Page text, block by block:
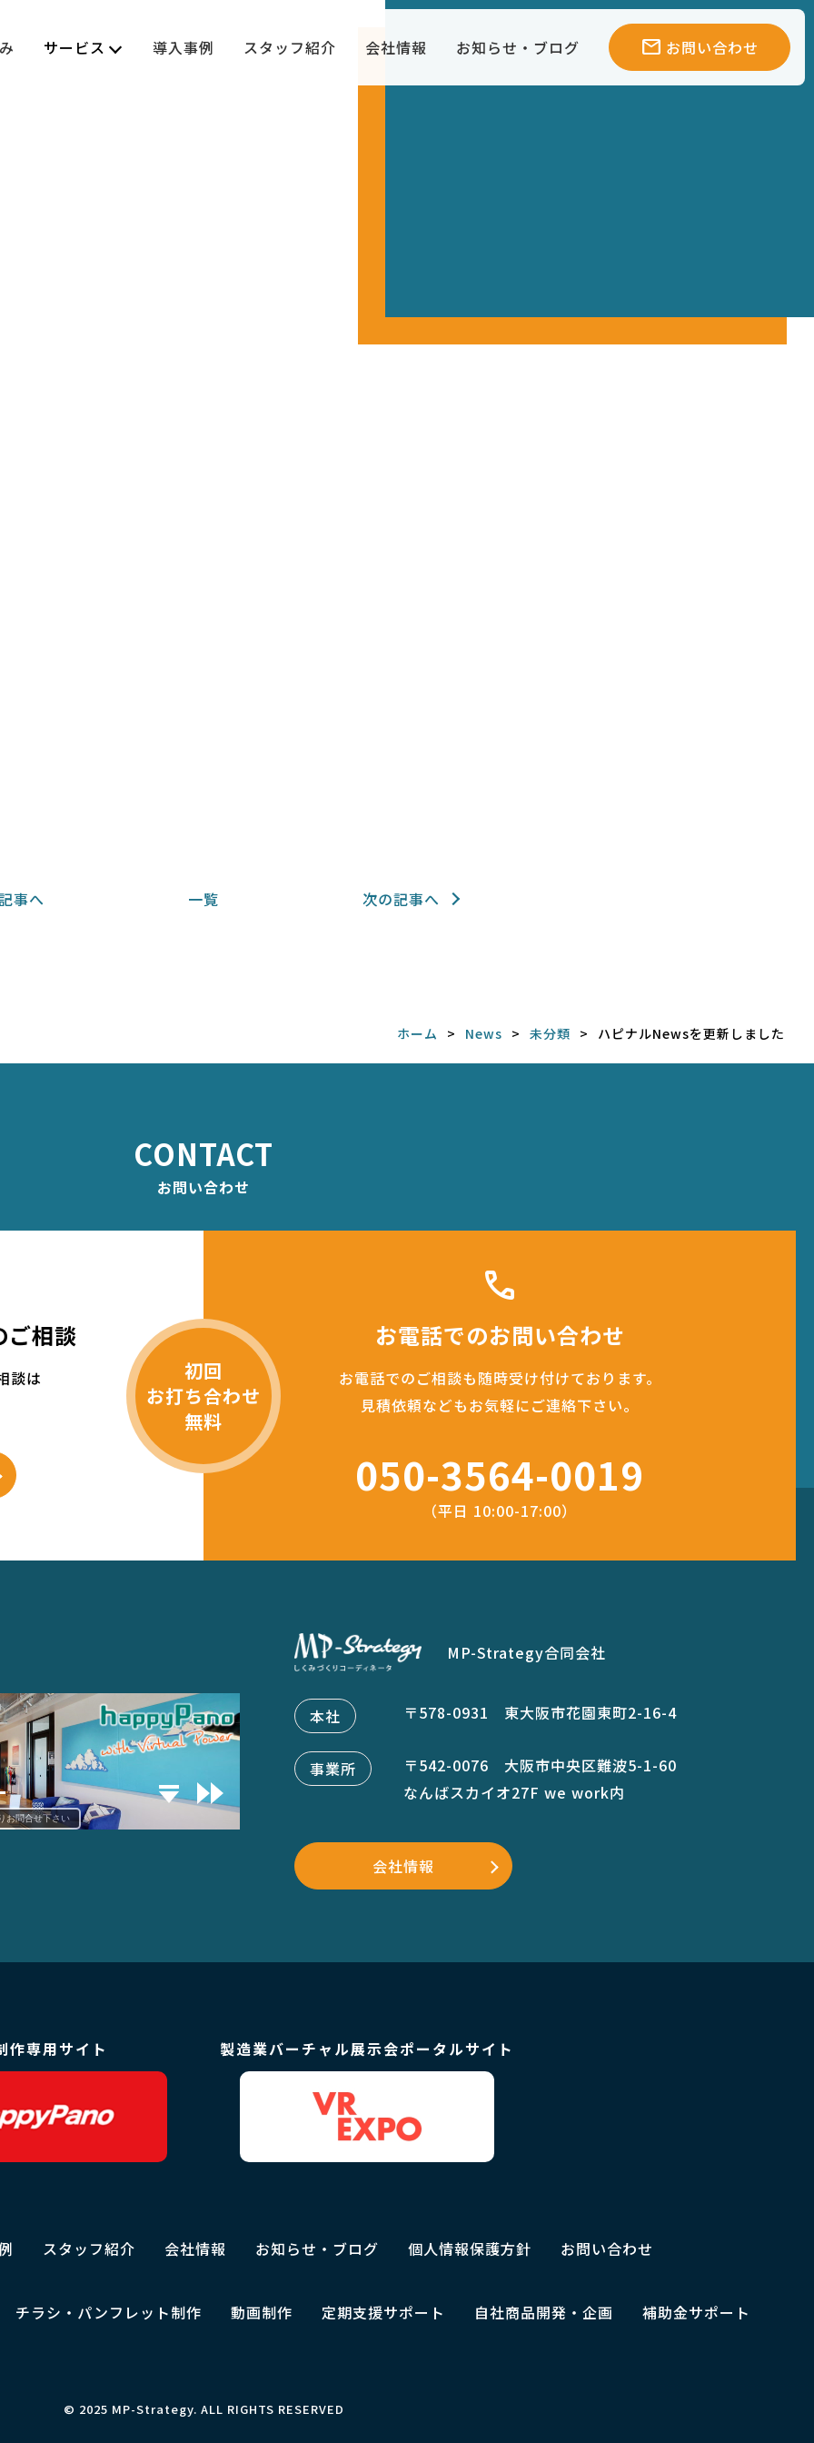
サービス 導入事例 スタッフ紹介 会社情報 お知らせ・ブログ mail お問い合わせ
事へ 一覧 次の記事へ
ホーム News 未分類 ハピナルNewsを更新しました
CONTACT
お問い合わせ
初回
お打ち合わせ
無料
ご相談
談は
call
お電話でのお問い合わせ
お電話でのご相談も随時受け付けております。
見積依頼などもお気軽にご連絡下さい。
050-3564-0019
（平日 10:00-17:00）
MP-Strategy合同会社
本社 〒578-0931 東大阪市花園東町2-16-4
事業所
〒542-0076 大阪市中央区難波5-1-60
なんばスカイオ27F we work内
会社情報
作専用サイト 製造業バーチャル展示会ポータルサイト
スタッフ紹介 会社情報 お知らせ・ブログ 個人情報保護方針 お問い合わせ
チラシ・パンフレット制作 動画制作 定期支援サポート 自社商品開発・企画 補助金サポート
© 2025 MP-Strategy. ALL RIGHTS RESERVED